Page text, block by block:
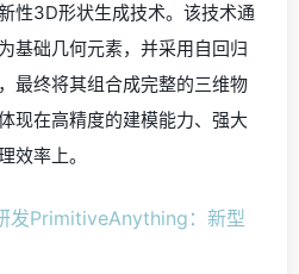
性3D形状生成技术。该技术通
基础几何元素，并采用自回归
最终将其组合成完整的三维物
现在高精度的建模能力、强大
效率上。